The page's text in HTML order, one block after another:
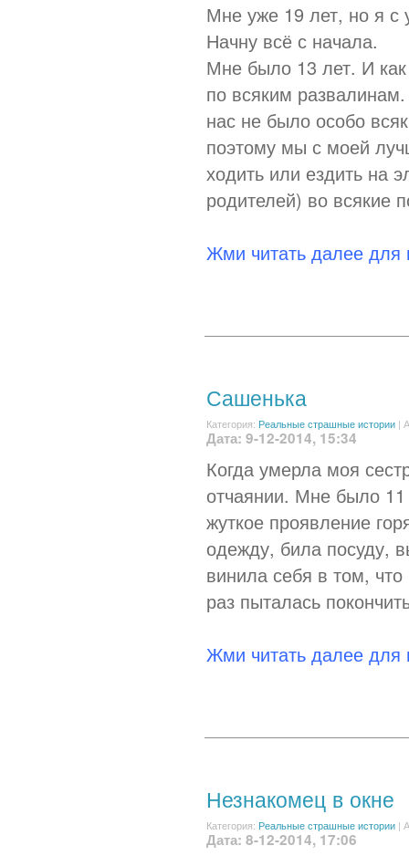
Мне уже 19 лет, но я с
Начну всё с начала.
Мне было 13 лет. И
по всяким
нас не было особо
поэтому мы с моей
ходить или ездить на
родителей) во всякие
Жми читать далее для
Сашенька
Категория: Реальные страшные истории |
Дата: 9-12-2014, 15:34
Когда умерла моя
отчаянии. Мне было
жуткое проявление
одежду, била посуду,
винила себя в том,
раз пыталась
Жми читать далее для
Незнакомец в окне
Категория: Реальные страшные истории |
Дата: 8-12-2014, 17:06